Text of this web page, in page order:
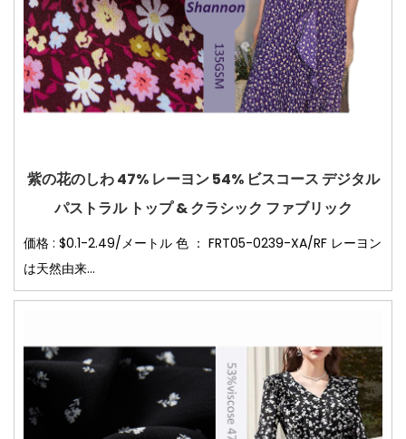
紫の花のしわ 47% レーヨン 54% ビスコース デジタル
パストラル トップ & クラシック ファブリック
価格 : $0.1-2.49/メートル 色 ： FRT05-0239-XA/RF レーヨン
は天然由来...